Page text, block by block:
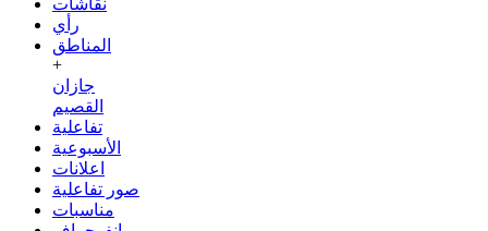
نقاشات
رأي
المناطق
+
جازان
القصيم
تفاعلية
الأسبوعية
اعلانات
صور تفاعلية
مناسبات